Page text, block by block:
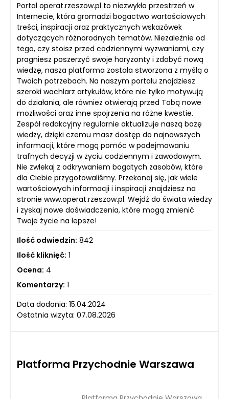
Portal operat.rzeszow.pl to niezwykła przestrzeń w
Internecie, która gromadzi bogactwo wartościowych
treści, inspiracji oraz praktycznych wskazówek
dotyczących różnorodnych tematów. Niezależnie od
tego, czy stoisz przed codziennymi wyzwaniami, czy
pragniesz poszerzyć swoje horyzonty i zdobyć nową
wiedzę, nasza platforma została stworzona z myślą o
Twoich potrzebach. Na naszym portalu znajdziesz
szeroki wachlarz artykułów, które nie tylko motywują
do działania, ale również otwierają przed Tobą nowe
możliwości oraz inne spojrzenia na różne kwestie.
Zespół redakcyjny regularnie aktualizuje naszą bazę
wiedzy, dzięki czemu masz dostęp do najnowszych
informacji, które mogą pomóc w podejmowaniu
trafnych decyzji w życiu codziennym i zawodowym.
Nie zwlekaj z odkrywaniem bogatych zasobów, które
dla Ciebie przygotowaliśmy. Przekonaj się, jak wiele
wartościowych informacji i inspiracji znajdziesz na
stronie www.operat.rzeszow.pl. Wejdź do świata wiedzy
i zyskaj nowe doświadczenia, które mogą zmienić
Twoje życie na lepsze!
Ilość odwiedzin: 842
Ilość kliknięć: 1
Ocena: 4
Komentarzy: 1
Data dodania: 15.04.2024
Ostatnia wizyta: 07.08.2026
Platforma Przychodnie Warszawa